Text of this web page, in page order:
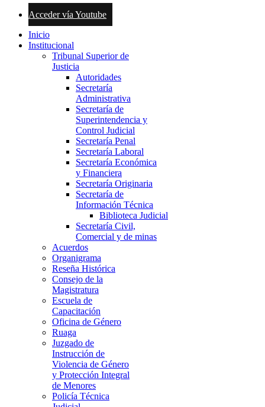
Acceder vía Youtube
Inicio
Institucional
Tribunal Superior de
Justicia
Autoridades
Secretaría
Administrativa
Secretaría de
Superintendencia y
Control Judicial
Secretaría Penal
Secretaría Laboral
Secretaría Económica
y Financiera
Secretaría Originaria
Secretaría de
Información Técnica
Biblioteca Judicial
Secretaría Civil,
Comercial y de minas
Acuerdos
Organigrama
Reseña Histórica
Consejo de la
Magistratura
Escuela de
Capacitación
Oficina de Género
Ruaga
Juzgado de
Instrucción de
Violencia de Género
y Protección Integral
de Menores
Policía Técnica